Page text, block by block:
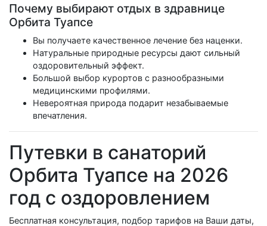
Почему выбирают отдых в здравнице
Орбита Туапсе
Вы получаете качественное лечение без наценки.
Натуральные природные ресурсы дают сильный
оздоровительный эффект.
Большой выбор курортов с разнообразными
медицинскими профилями.
Невероятная природа подарит незабываемые
впечатления.
Путевки в санаторий
Орбита Туапсе на 2026
год с оздоровлением
Бесплатная консультация, подбор тарифов на Ваши даты,